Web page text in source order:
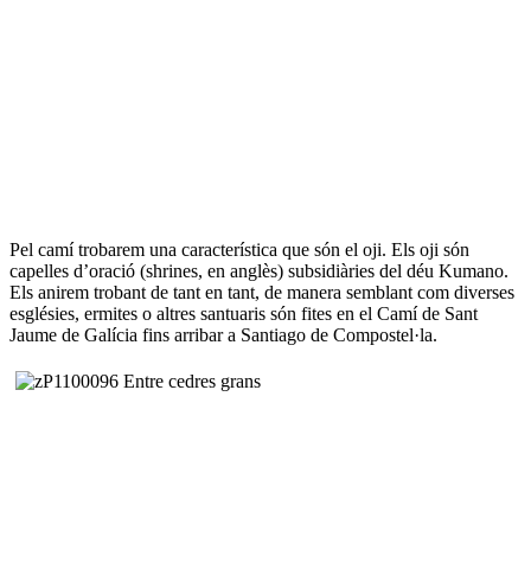
Pel camí trobarem una característica que són el oji. Els oji són
capelles d’oració (shrines, en anglès) subsidiàries del déu Kumano.
Els anirem trobant de tant en tant, de manera semblant com diverses
esglésies, ermites o altres santuaris són fites en el Camí de Sant
Jaume de Galícia fins arribar a Santiago de Compostel·la.